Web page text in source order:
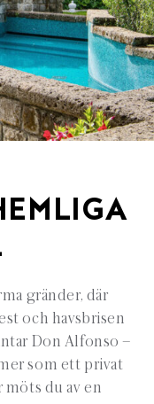
gränder, där
och havsbrisen
Don Alfonso –
som ett privat
möts du av en